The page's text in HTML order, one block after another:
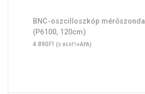
BNC-oszcilloszkóp mérőszonda
(P6100, 120cm)
4.890Ft (3.850Ft+ÁFA)